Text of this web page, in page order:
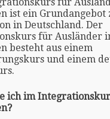
für
ist ein Grundangebot
in Deutschland. Der
für Ausländer
besteht aus einem
und einem
ich im